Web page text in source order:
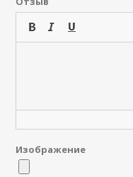
Изображение